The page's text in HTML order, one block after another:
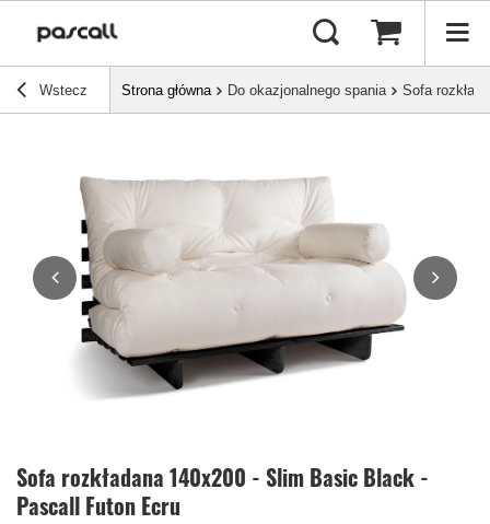
Wstecz Strona główna Do okazjonalnego spania Sofa
Sofa rozkładana 140x200 - Slim Basic Black -
Pascall Futon Ecru